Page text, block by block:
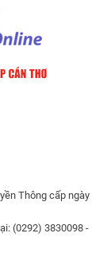
Thông cấp ngày
(0292) 3830098 -